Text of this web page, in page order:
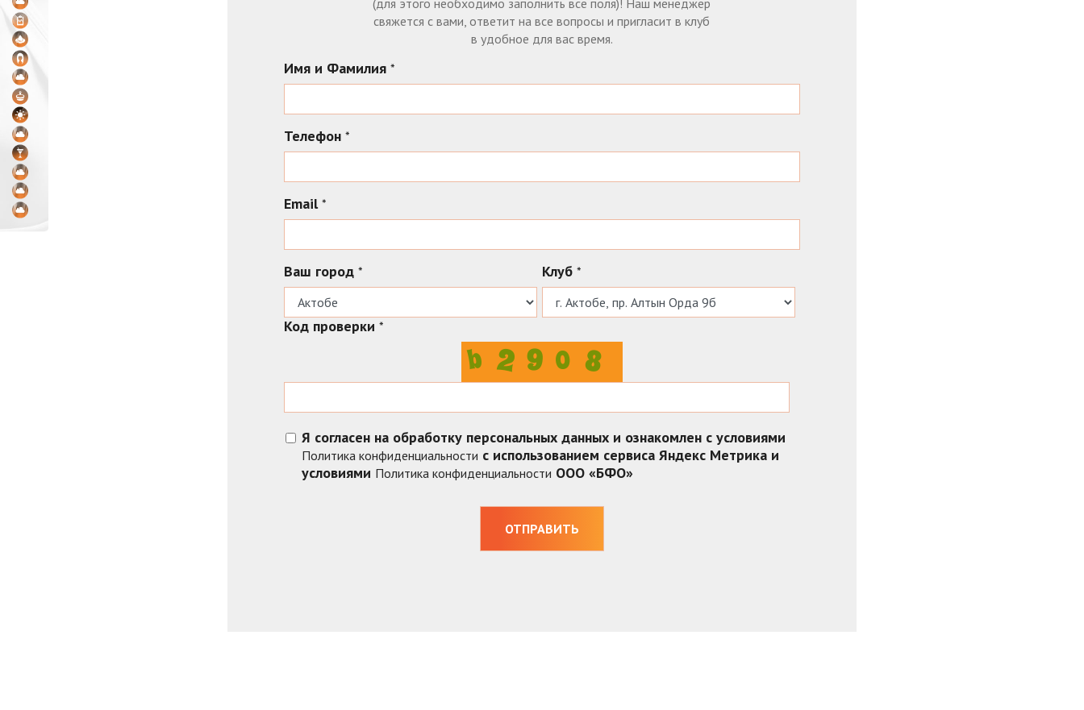
(для этого необходимо заполнить все поля)! Наш менеджер
свяжется с вами, ответит на все вопросы и пригласит в клуб
в удобное для вас время.
Имя и Фамилия *
Телефон *
Email *
Ваш город * Клуб *
Код проверки *
Я согласен на обработку персональных данных и ознакомлен с условиями
Политика конфиденциальности с использованием сервиса Яндекс Метрика и
условиями Политика конфиденциальности ООО «БФО»